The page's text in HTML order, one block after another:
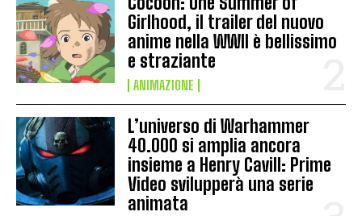
Girlhood, il trailer del nuovo
anime nella WWII è bellissimo
e straziante
ANIMAZIONE
L’universo di Warhammer
40.000 si amplia ancora
insieme a Henry Cavill: Prime
Video svilupperà una serie
animata